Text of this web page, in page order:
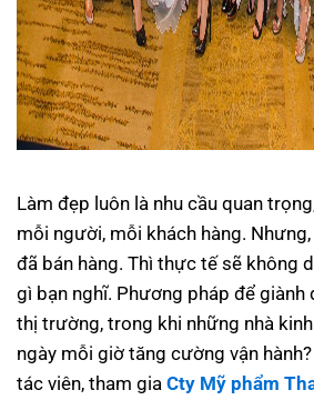
Làm đẹp luôn là nhu cầu quan
mỗi người, mỗi khách hàng.
đã bán hàng. Thì thực tế sẽ không
gì bạn nghĩ. Phương pháp để
thị trường, trong khi những nhà
ngày mỗi giờ tăng cường vận
tác viên, tham gia Cty Mỹ phẩm